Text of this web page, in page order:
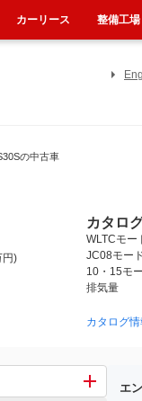
の中古車
41） 2007年6月
円)
カタロ
WLTCモー
JC08モー
10・15モ
排気量
カタログ
エ
カーリース 整備工場